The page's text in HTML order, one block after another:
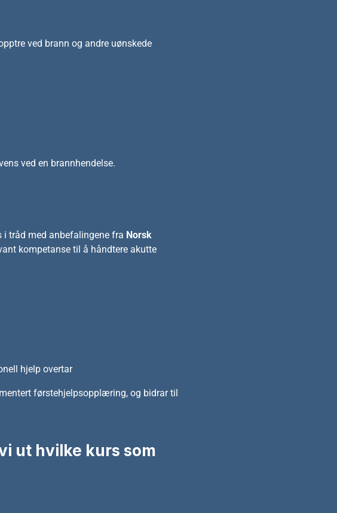
ved brann og andre uønskede
ved en brannhendelse.
i tråd med anbefalingene fra Norsk
kompetanse til å håndtere akutte
hjelp overtar
førstehjelpsopplæring, og bidrar til
ut hvilke kurs som